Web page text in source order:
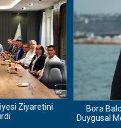
Ziyaretini
Bora
Duygusal